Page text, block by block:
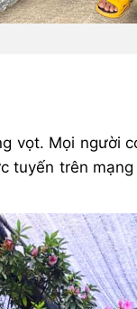
vọt. Mọi người
tuyến trên